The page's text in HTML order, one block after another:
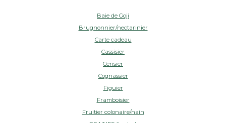
Baie de Goji
Brugnonnier/nectarinier
Carte cadeau
Cassisier
Cerisier
Cognassier
Figuier
Framboisier
Fruitier colonaire/nain